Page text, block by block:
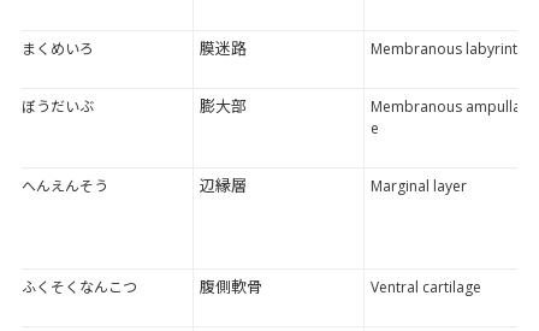
まくめいろ 膜迷路 Membranous labyrinth
ぼうだいぶ 膨大部
Membranous ampulla
e
へんえんそう 辺縁層 Marginal layer
ふくそくなんこつ 腹側軟骨 Ventral cartilage